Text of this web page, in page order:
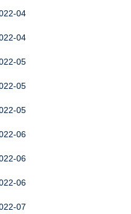
04
04
05
05
05
06
06
06
07